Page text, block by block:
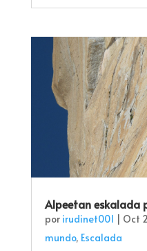
Alpeetan eskalada
por irudinet001 | Oct
mundo, Escalada